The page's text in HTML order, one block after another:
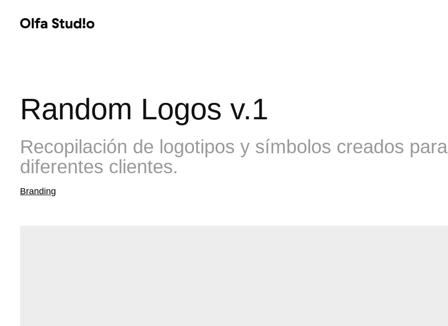
Random Logos v.1
Recopilación de logotipos y símbolos creados para
diferentes clientes.
Branding